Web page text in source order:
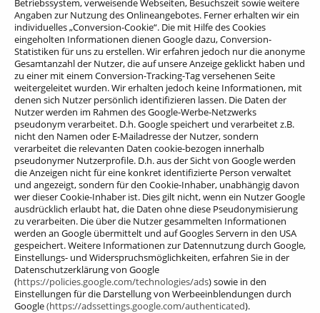
Betriebssystem, verweisende Webseiten, Besuchszeit sowie weitere
Angaben zur Nutzung des Onlineangebotes. Ferner erhalten wir ein
individuelles „Conversion-Cookie“. Die mit Hilfe des Cookies
eingeholten Informationen dienen Google dazu, Conversion-
Statistiken für uns zu erstellen. Wir erfahren jedoch nur die anonyme
Gesamtanzahl der Nutzer, die auf unsere Anzeige geklickt haben und
zu einer mit einem Conversion-Tracking-Tag versehenen Seite
weitergeleitet wurden. Wir erhalten jedoch keine Informationen, mit
denen sich Nutzer persönlich identifizieren lassen. Die Daten der
Nutzer werden im Rahmen des Google-Werbe-Netzwerks
pseudonym verarbeitet. D.h. Google speichert und verarbeitet z.B.
nicht den Namen oder E-Mailadresse der Nutzer, sondern
verarbeitet die relevanten Daten cookie-bezogen innerhalb
pseudonymer Nutzerprofile. D.h. aus der Sicht von Google werden
die Anzeigen nicht für eine konkret identifizierte Person verwaltet
und angezeigt, sondern für den Cookie-Inhaber, unabhängig davon
wer dieser Cookie-Inhaber ist. Dies gilt nicht, wenn ein Nutzer Google
ausdrücklich erlaubt hat, die Daten ohne diese Pseudonymisierung
zu verarbeiten. Die über die Nutzer gesammelten Informationen
werden an Google übermittelt und auf Googles Servern in den USA
gespeichert. Weitere Informationen zur Datennutzung durch Google,
Einstellungs- und Widerspruchsmöglichkeiten, erfahren Sie in der
Datenschutzerklärung von Google
(https://policies.google.com/technologies/ads) sowie in den
Einstellungen für die Darstellung von Werbeeinblendungen durch
Google(https://adssettings.google.com/authenticated).